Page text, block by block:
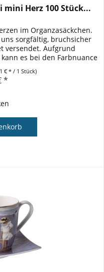
Herz 100 Stück...
im Organzasäckchen.
sorgfältig, bruchsicher
versendet. Aufgrund
es bei den Farbnuance
€ * / 1 Stück)
*